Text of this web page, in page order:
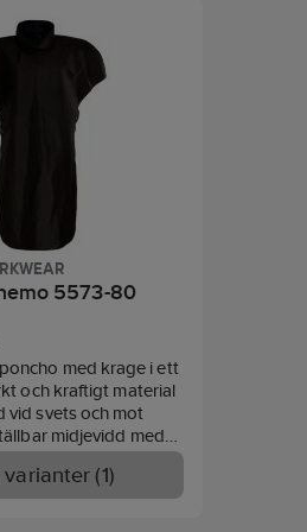
5573-80
med krage i ett
och kraftigt material
vid svets och mot
midjevidd med
rygg i ett
fästas upp för att
Hög krage som
(1)